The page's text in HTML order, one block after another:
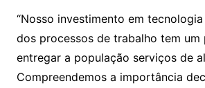
“Nosso investimento em
dos processos de trabalho tem
entregar a população serviços de
Compreendemos a importância